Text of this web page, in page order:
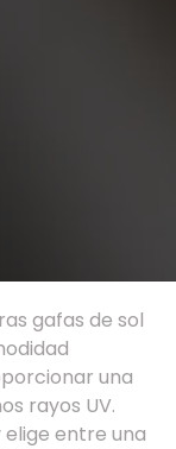
gafas de sol
una
rayos UV.
entre una